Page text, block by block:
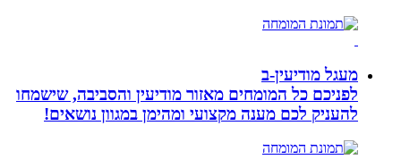
מעגל מודיעין-ב
לפניכם כל המומחים מאזור מודיעין והסביבה, שישמחו
להעניק לכם מענה מקצועי ומהימן במגוון נושאים!